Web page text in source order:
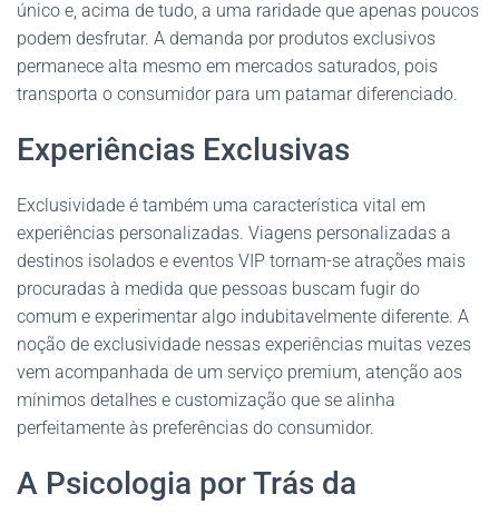
único e, acima de tudo, a uma raridade que apenas poucos
podem desfrutar. A demanda por produtos exclusivos
permanece alta mesmo em mercados saturados, pois
transporta o consumidor para um patamar diferenciado.
Experiências Exclusivas
Exclusividade é também uma característica vital em
experiências personalizadas. Viagens personalizadas a
destinos isolados e eventos VIP tornam-se atrações mais
procuradas à medida que pessoas buscam fugir do
comum e experimentar algo indubitavelmente diferente. A
noção de exclusividade nessas experiências muitas vezes
vem acompanhada de um serviço premium, atenção aos
mínimos detalhes e customização que se alinha
perfeitamente às preferências do consumidor.
A Psicologia por Trás da